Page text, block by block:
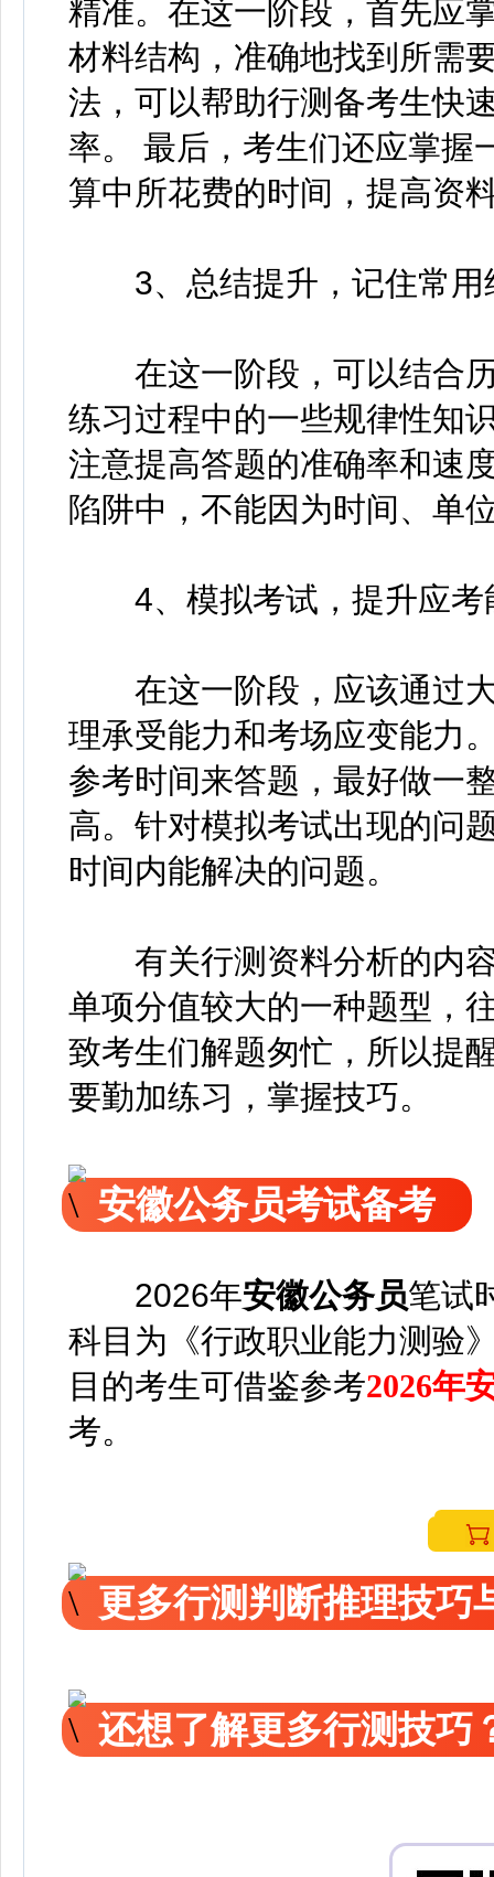
精准。在这一阶段，首先应
材料结构，准确地找到所需
法，可以帮助行测备考生快
率。 最后，考生们还应掌握
算中所花费的时间，提高资
3、总结提升，记住常用
在这一阶段，可以结合历
练习过程中的一些规律性知
注意提高答题的准确率和速
陷阱中，不能因为时间、单
4、模拟考试，提升应考
在这一阶段，应该通过大
理承受能力和考场应变能力
参考时间来答题，最好做一
高。针对模拟考试出现的问
时间内能解决的问题。
有关行测资料分析的内容
单项分值较大的一种题型，
致考生们解题匆忙，所以提
要勤加练习，掌握技巧。
安徽公务员考试备考
2026年安徽公务员笔试
科目为《行政职业能力测验
目的考生可借鉴参考2026年
考。
更多行测判断推理技巧
还想了解更多行测技巧